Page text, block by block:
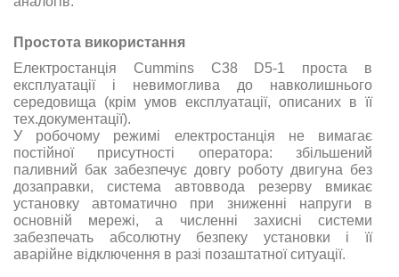
Простота використання
Електростанція Cummins C38 D5-1 проста в
експлуатації і невимоглива до навколишнього
середовища (крім умов експлуатації, описаних в її
тех.документації).
У робочому режимі електростанція не вимагає
постійної присутності оператора: збільшений
паливний бак забезпечує довгу роботу двигуна без
дозаправки, система автоввода резерву вмикає
установку автоматично при зниженні напруги в
основній мережі, а численні захисні системи
забезпечать абсолютну безпеку установки і її
аварійне відключення в разі позаштатної ситуації.